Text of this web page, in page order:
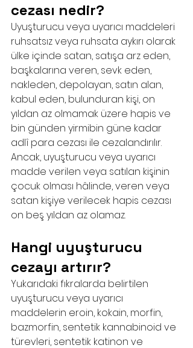
cezası nedir?
Uyuşturucu veya uyarıcı maddeleri
ruhsatsız veya ruhsata aykırı olarak
ülke içinde satan, satışa arz eden,
başkalarına veren, sevk eden,
nakleden, depolayan, satın alan,
kabul eden, bulunduran kişi, on
yıldan az olmamak üzere hapis ve
bin günden yirmibin güne kadar
adlî para cezası ile cezalandırılır.
Ancak, uyuşturucu veya uyarıcı
madde verilen veya satılan kişinin
çocuk olması hâlinde, veren veya
satan kişiye verilecek hapis cezası
on beş yıldan az olamaz.
Hangi uyuşturucu
cezayı artırır?
Yukarıdaki fıkralarda belirtilen
uyuşturucu veya uyarıcı
maddelerin eroin, kokain, morfin,
bazmorfin, sentetik kannabinoid ve
türevleri, sentetik katinon ve